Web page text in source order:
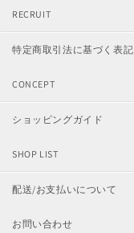
RECRUIT
特定商取引法に基づく表記
CONCEPT
ショッピングガイド
SHOP LIST
配送/お支払いについて
お問い合わせ